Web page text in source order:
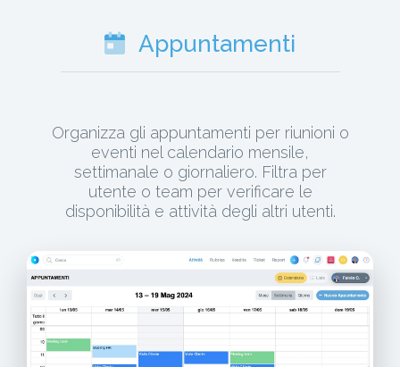
Appuntamenti
Organizza gli appuntamenti per riunioni o
eventi nel calendario mensile,
settimanale o giornaliero. Filtra per
utente o team per verificare le
disponibilità e attività degli altri utenti.